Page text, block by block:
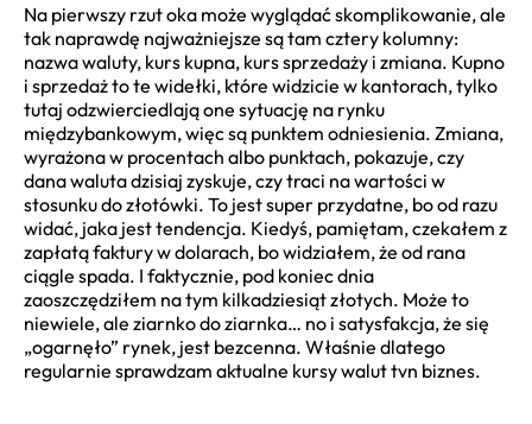
Na pierwszy rzut oka może wyglądać skomplikowanie, ale
tak naprawdę najważniejsze są tam cztery kolumny:
nazwa waluty, kurs kupna, kurs sprzedaży i zmiana. Kupno
i sprzedaż to te widełki, które widzicie w kantorach, tylko
tutaj odzwierciedlają one sytuację na rynku
międzybankowym, więc są punktem odniesienia. Zmiana,
wyrażona w procentach albo punktach, pokazuje, czy
dana waluta dzisiaj zyskuje, czy traci na wartości w
stosunku do złotówki. To jest super przydatne, bo od razu
widać, jaka jest tendencja. Kiedyś, pamiętam, czekałem z
zapłatą faktury w dolarach, bo widziałem, że od rana
ciągle spada. I faktycznie, pod koniec dnia
zaoszczędziłem na tym kilkadziesiąt złotych. Może to
niewiele, ale ziarnko do ziarnka… no i satysfakcja, że się
„ogarnęło” rynek, jest bezcenna. Właśnie dlatego
regularnie sprawdzam aktualne kursy walut tvn biznes.